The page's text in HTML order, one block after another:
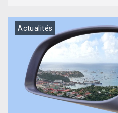
Actualités